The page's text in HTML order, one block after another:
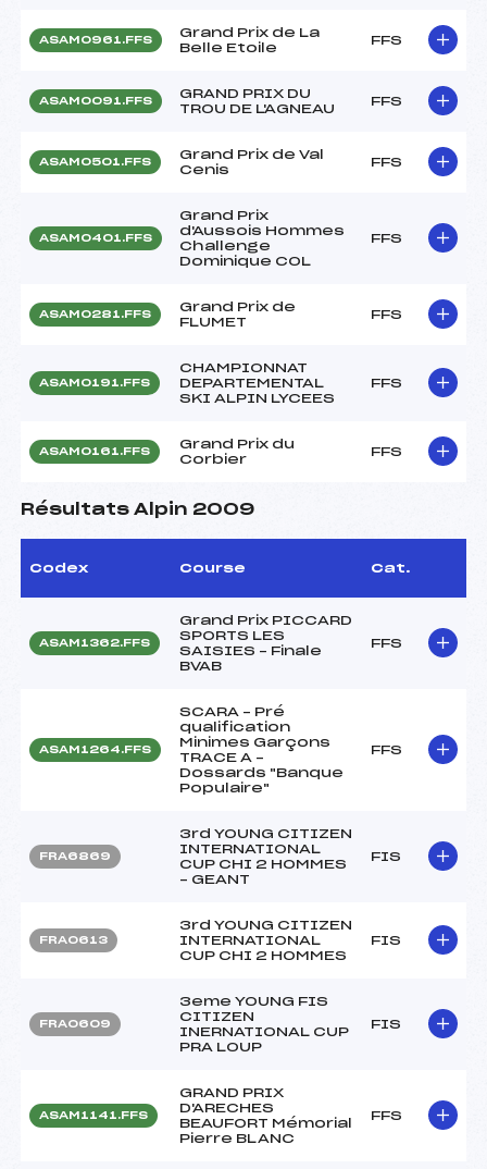
ASAM0961.FFS
Grand Prix de La
Belle Etoile
FFS
ASAM0091.FFS
GRAND PRIX DU
TROU DE L'AGNEAU
FFS
ASAM0501.FFS
Grand Prix de Val
Cenis
FFS
ASAM0401.FFS
Grand Prix
d'Aussois Hommes
Challenge
Dominique COL
FFS
ASAM0281.FFS
Grand Prix de
FLUMET
FFS
ASAM0191.FFS
CHAMPIONNAT
DEPARTEMENTAL
SKI ALPIN LYCEES
FFS
ASAM0161.FFS
Grand Prix du
Corbier
FFS
Résultats Alpin 2009
Codex Course Cat.
ASAM1362.FFS
Grand Prix PICCARD
SPORTS LES
SAISIES – Finale
BVAB
FFS
ASAM1264.FFS
SCARA – Pré
qualification
Minimes Garçons
TRACE A –
Dossards "Banque
Populaire"
FFS
FRA6869
3rd YOUNG CITIZEN
INTERNATIONAL
CUP CHI 2 HOMMES
– GEANT
FIS
FRA0613
3rd YOUNG CITIZEN
INTERNATIONAL
CUP CHI 2 HOMMES
FIS
FRA0609
3eme YOUNG FIS
CITIZEN
INERNATIONAL CUP
PRA LOUP
FIS
ASAM1141.FFS
GRAND PRIX
D'ARECHES
BEAUFORT Mémorial
Pierre BLANC
FFS